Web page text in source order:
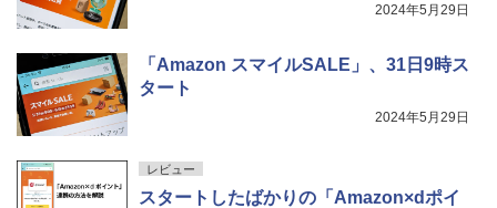
2024年5月29日
「Amazon スマイルSALE」、31日9時ス
タート
2024年5月29日
レビュー
スタートしたばかりの「Amazon×dポイ